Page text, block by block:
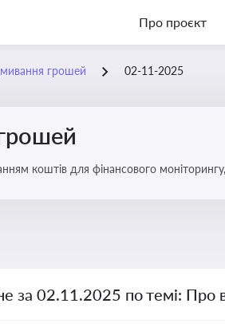
Про проєкт
грошей 02-11-2025
коштів для фінансового
за 02.11.2025 по темі: Про